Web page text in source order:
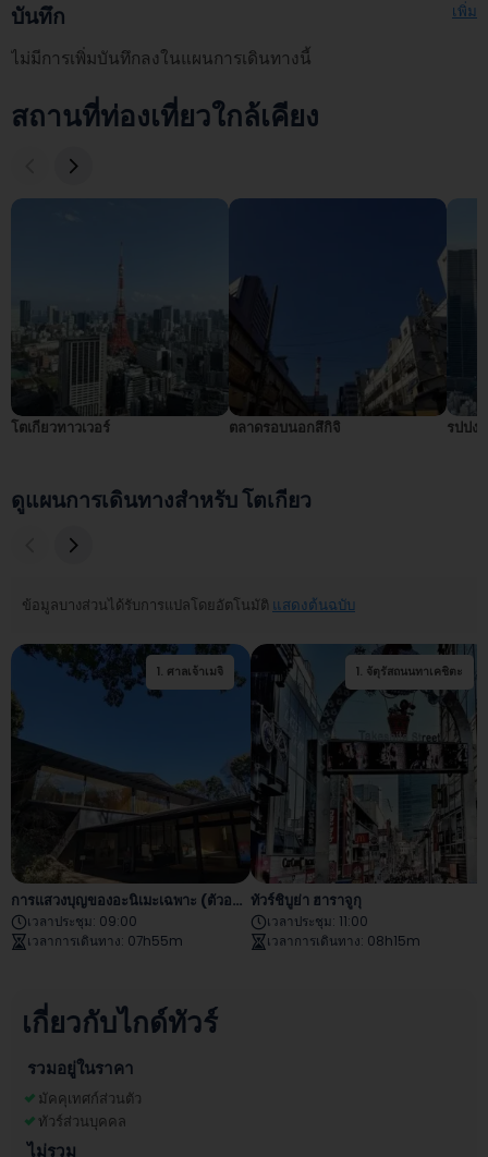
บันทึก เพิ่ม
ไม่มีการเพิ่มบันทึกลงในแผนการเดินทางนี้
สถานที่ท่องเที่ยวใกล้เคียง
โตเกียวทาวเวอร์ ตลาดรอบนอกสึกิจิ รปปง
ดูแผนการเดินทางสำหรับ โตเกียว
ข้อมูลบางส่วนได้รับการแปลโดยอัตโนมัติ แสดงต้นฉบับ
1. ศาลเจ้าเมจิ 2. จัตุรัสถนนทาเคชิตะ
การแสวงบุญของอะนิเมะเฉพาะ (ตัวอย่าง)
เวลาประชุม: 09:00
เวลาการเดินทาง: 07h55m
1. จัตุรัสถนนทาเคชิตะ
ทัวร์ชิบูย่า ฮาราจูกุ
เวลาประชุม: 11:00
เวลาการเดินทาง: 08h15m
เกี่ยวกับไกด์ทัวร์
รวมอยู่ในราคา
มัคคุเทศก์ส่วนตัว
ทัวร์ส่วนบุคคล
ไม่รวม